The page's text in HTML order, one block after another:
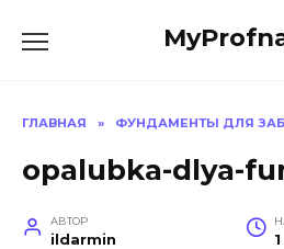
ГЛАВНАЯ » ФУНДАМЕНТЫ ДЛЯ
opalubka-dlya-
АВТОР
ildarmin